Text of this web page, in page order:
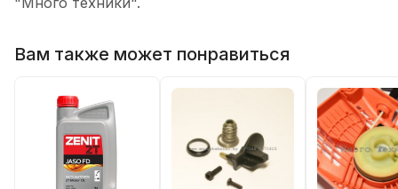
Вам также может понравиться